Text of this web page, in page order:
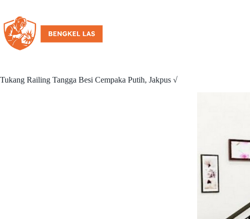
Tukang Railing Tangga Besi Cempaka Putih, Jakpus √